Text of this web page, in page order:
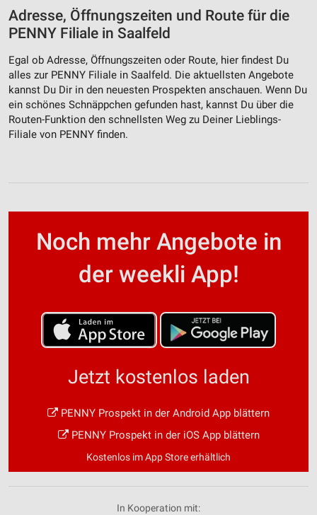
Adresse, Öffnungszeiten und Route für die
PENNY Filiale in Saalfeld
Egal ob Adresse, Öffnungszeiten oder Route, hier findest Du
alles zur PENNY Filiale in Saalfeld. Die aktuellsten Angebote
kannst Du Dir in den neuesten Prospekten anschauen. Wenn Du
ein schönes Schnäppchen gefunden hast, kannst Du über die
Routen-Funktion den schnellsten Weg zu Deiner Lieblings-
Filiale von PENNY finden.
Noch mehr Angebote in
der weekli App!
Jetzt kostenlos laden
PENNY Prospekt in der Android App blättern
PENNY Prospekt in der iOS App blättern
Kostenlos im App Store erhältlich
In Kooperation mit: